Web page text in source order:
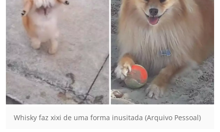
Whisky faz xixi de uma forma inusitada (Arquivo Pessoal)